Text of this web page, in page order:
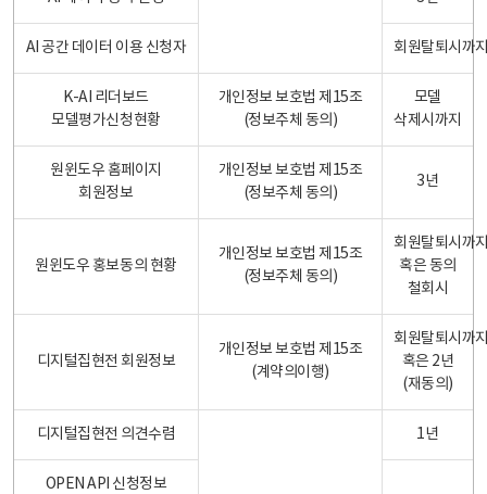
AI 공간 데이터 이용 신청자 회원탈퇴시까
K-AI 리더보드
모델평가신청현황
개인정보 보호법 제15조
(정보주체 동의)
모델
삭제시까지
원윈도우 홈페이지
회원정보
개인정보 보호법 제15조
(정보주체 동의)
3년
원윈도우 홍보동의 현황
개인정보 보호법 제15조
(정보주체 동의)
회원탈퇴시까
혹은 동의
철회시
디지털집현전 회원정보
개인정보 보호법 제15조
(계약의이행)
회원탈퇴시까
혹은 2년
(재동의)
디지털집현전 의견수렴 1년
OPEN API 신청정보